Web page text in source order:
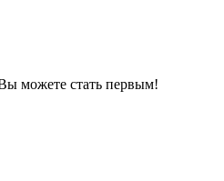
можете стать первым!